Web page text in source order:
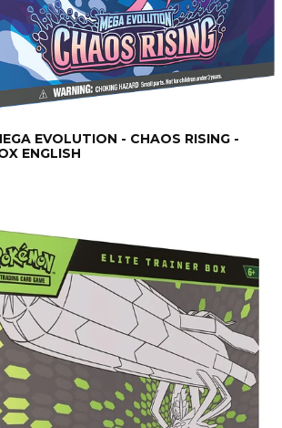
EVOLUTION - CHAOS RISING -
ENGLISH